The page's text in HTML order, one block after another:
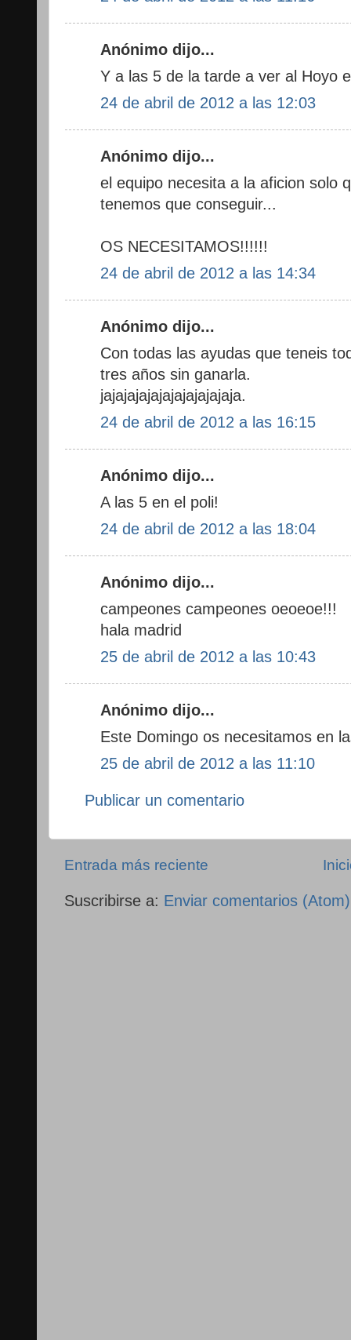
Anónimo dijo...
Y a las 5 de la tarde a ver al Hoyo
24 de abril de 2012 a las 12:03
Anónimo dijo...
el equipo necesita a la aficion solo
tenemos que conseguir...
OS NECESITAMOS!!!!!!
24 de abril de 2012 a las 14:34
Anónimo dijo...
Con todas las ayudas que teneis
tres años sin ganarla.
jajajajajajajajajajajaja.
24 de abril de 2012 a las 16:15
Anónimo dijo...
A las 5 en el poli!
24 de abril de 2012 a las 18:04
Anónimo dijo...
campeones campeones oeoeoe!!!
hala madrid
25 de abril de 2012 a las 10:43
Anónimo dijo...
Este Domingo os necesitamos en
25 de abril de 2012 a las 11:10
Publicar un comentario
Entrada más reciente
Suscribirse a: Enviar comentarios (Atom)